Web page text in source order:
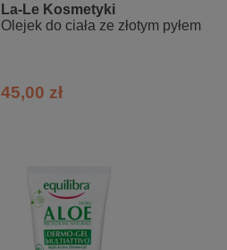
La-Le Kosmetyki
Olejek do ciała ze złotym pyłem
45,00 zł